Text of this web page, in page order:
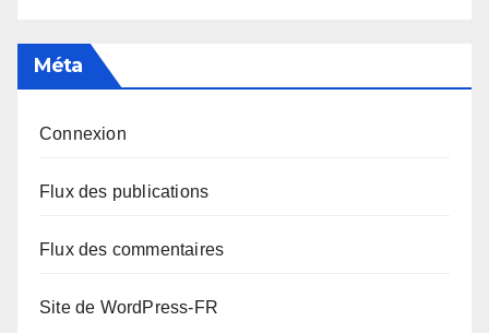
Méta
Connexion
Flux des publications
Flux des commentaires
Site de WordPress-FR